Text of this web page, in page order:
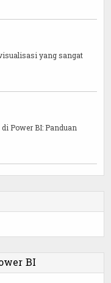
yang sangat
Power BI: Panduan
BI